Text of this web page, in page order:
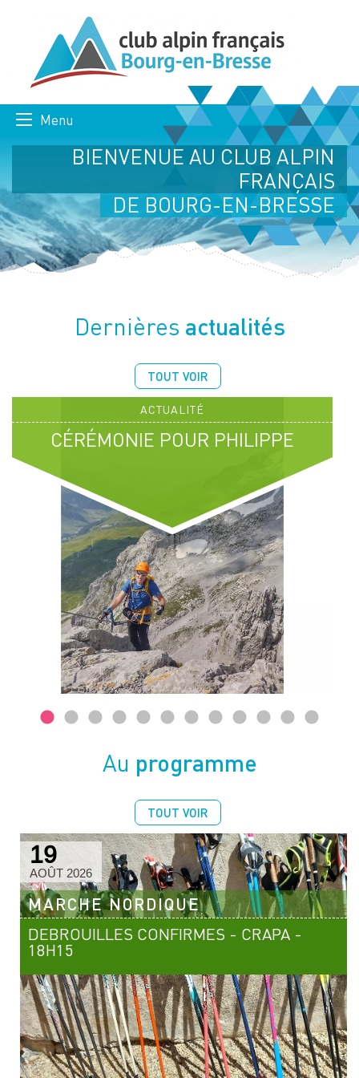
Menu
BIENVENUE AU CLUB ALPIN
FRANÇAIS
DE BOURG-EN-BRESSE
Dernières actualités
TOUT VOIR
CÉRÉMONIE POUR PHILIPPE
ACTUALITÉ
Au programme
TOUT VOIR
19
AOÛT 2026
MARCHE NORDIQUE
DEBROUILLES CONFIRMES - CRAPA -
18H15